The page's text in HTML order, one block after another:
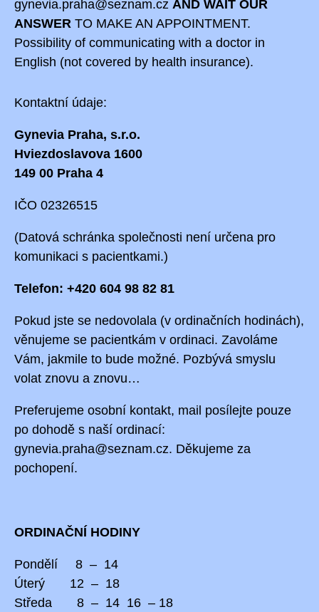
gynevia.praha@seznam.cz AND WAIT OUR
ANSWER TO MAKE AN APPOINTMENT.
Possibility of communicating with a doctor in
English (not covered by health insurance).
Kontaktní údaje:
Gynevia Praha, s.r.o.
Hviezdoslavova 1600
149 00 Praha 4
IČO 02326515
(Datová schránka společnosti není určena pro
komunikaci s pacientkami.)
Telefon: +420 604 98 82 81
Pokud jste se nedovolala (v ordinačních hodinách),
věnujeme se pacientkám v ordinaci. Zavoláme
Vám, jakmile to bude možné. Pozbývá smyslu
volat znovu a znovu…
Preferujeme osobní kontakt, mail posílejte pouze
po dohodě s naší ordinací:
gynevia.praha@seznam.cz. Děkujeme za
pochopení.
ORDINAČNÍ HODINY
Pondělí 8 – 14
Úterý 12 – 18
Středa 8 – 14 16 – 18